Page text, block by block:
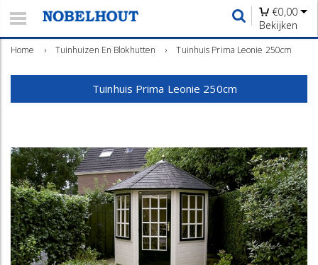
€0,00
Bekijken
Home › Tuinhuizen En Blokhutten › Tuinhuis Prima Leonie 250cm
Tuinhuis Prima Leonie 250cm